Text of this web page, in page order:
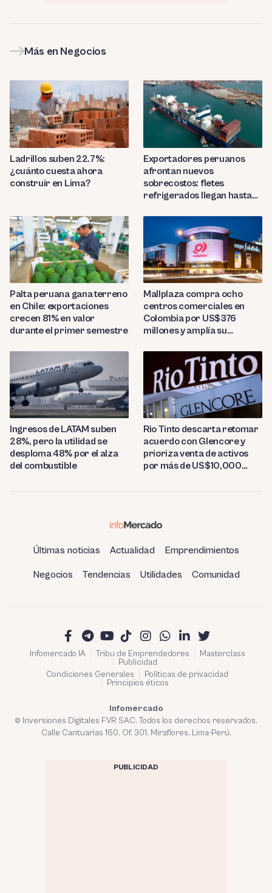
Más en Negocios
Ladrillos suben 22.7%:
¿cuánto cuesta ahora
construir en Lima?
Exportadores peruanos
afrontan nuevos
sobrecostos: fletes
refrigerados llegan hasta
Palta peruana gana terreno
en Chile: exportaciones
crecen 81% en valor
durante el primer semestre
Mallplaza compra ocho
centros comerciales en
Colombia por US$376
millones y amplía su
Ingresos de LATAM suben
28%, pero la utilidad se
desploma 48% por el alza
del combustible
Rio Tinto descarta retomar
acuerdo con Glencore y
prioriza venta de activos
por más de US$10,000
Últimas noticias Actualidad Emprendimientos
Negocios Tendencias Utilidades Comunidad
Infomercado IA Tribu de Emprendedores
Masterclass
Publicidad
Condiciones Generales
Políticas de privacidad
Principios éticos
Infomercado
© Inversiones Digitales FVR SAC. Todos los derechos reservados.
Calle Cantuarias 160. Of. 301. Miraflores, Lima-Perú.
PUBLICIDAD